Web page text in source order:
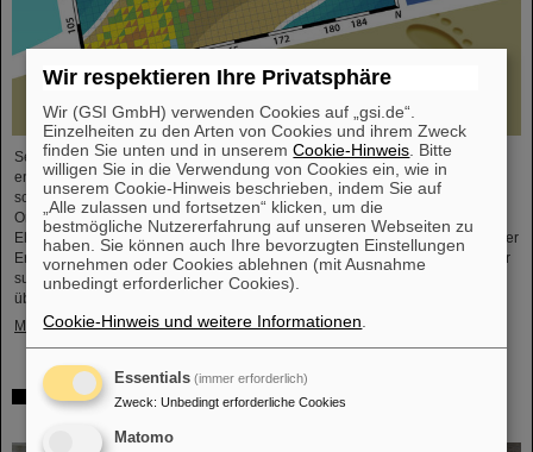
Seit der Jahrtausendwende wurden sechs neue chemische Elemente
entdeckt und in das Periodensystem der Elemente, das Symbol der Chemie
schlechthin, aufgenommen. Diese neuen Elemente haben hohe
Ordnungszahlen von bis zu 118 und sind deutlich schwerer als Uran, das
Element mit der höchsten Ordnungszahl (92), das in größeren Mengen auf der
Erde vorkommt. Dies wirft Fragen auf, unter anderem wie viele weitere dieser
superschweren Spezies noch auf ihre Entdeckung warten, wo – wenn
überhaupt – eine ...
Mehr »
Überprüfung der Quantenelektrodynamik in extremen
Wir respektieren Ihre Privatsphäre
Wir (GSI GmbH) verwenden Cookies auf „gsi.de“.
Einzelheiten zu den Arten von Cookies und ihrem Zweck
finden Sie unten und in unseremCookie-Hinweis . Bitte
willigen Sie in die Verwendung von Cookies ein, wie in
unserem Cookie-Hinweis beschrieben, indem Sie auf
„Alle zulassen und fortsetzen“ klicken, um die
bestmögliche Nutzererfahrung auf unseren Webseiten zu
haben. Sie können auch Ihre bevorzugten Einstellungen
vornehmen oder Cookies ablehnen (mit Ausnahme
unbedingt erforderlicher Cookies).
Cookie-Hinweis und weitere Informationen
Essentials (immer erforderlich)
Zweck: Unbedingt erforderliche Cookies
Matomo